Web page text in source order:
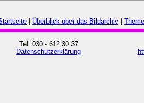
Überblick über das Bildarchiv
Tel: 030 - 612 30 37
Datenschutzerklärung